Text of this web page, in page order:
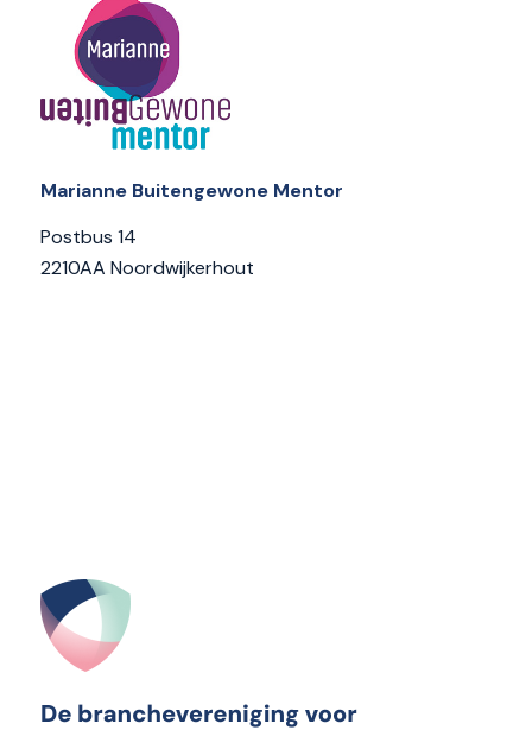
Marianne Buitengewone Mentor
Postbus 14
2210AA Noordwijkerhout